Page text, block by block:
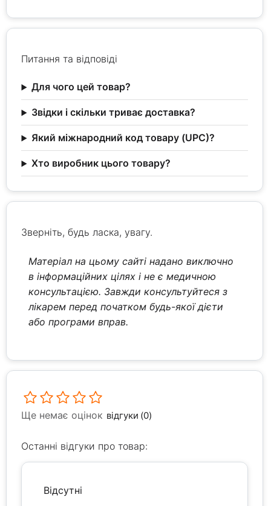
Питання та відповіді
Для чого цей товар?
Звідки і скільки триває доставка?
Який міжнародний код товару (UPC)?
Хто виробник цього товару?
Зверніть, будь ласка, увагу.
Матеріал на цьому сайті надано виключно
в інформаційних цілях і не є медичною
консультацією. Завжди консультуйтеся з
лікарем перед початком будь-якої дієти
або програми вправ.
Ще немає оцінок відгуки (0)
Останні відгуки про товар:
Відсутні